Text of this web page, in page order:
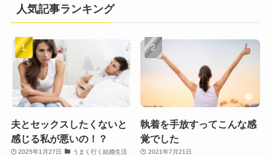
人気記事ランキング
夫とセックスしたくないと
感じる私が悪いの！？
2025年1月27日
うまく行く結婚生活
執着を手放すってこんな感
覚でした
2021年7月21日